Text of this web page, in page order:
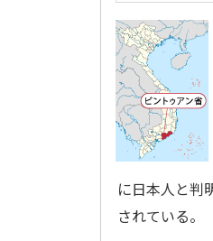
に日本人と判
されている。